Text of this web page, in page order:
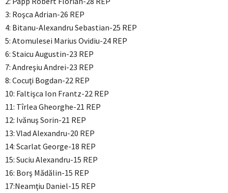
3: Roşca Adrian-26 REP
4: Bitanu-Alexandru Sebastian-25 REP
5: Atomulesei Marius Ovidiu-24 REP
6: Staicu Augustin-23 REP
7: Andreşiu Andrei-23 REP
8: Cocuţi Bogdan-22 REP
10: Faltişca Ion Frantz-22 REP
11: Tîrlea Gheorghe-21 REP
12: Ivănuş Sorin-21 REP
13: Vlad Alexandru-20 REP
14: Scarlat George-18 REP
15: Suciu Alexandru-15 REP
16: Borş Mădălin-15 REP
17:Neamţiu Daniel-15 REP